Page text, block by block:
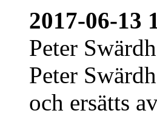
2017-06-13
Peter
Peter
och ersätts